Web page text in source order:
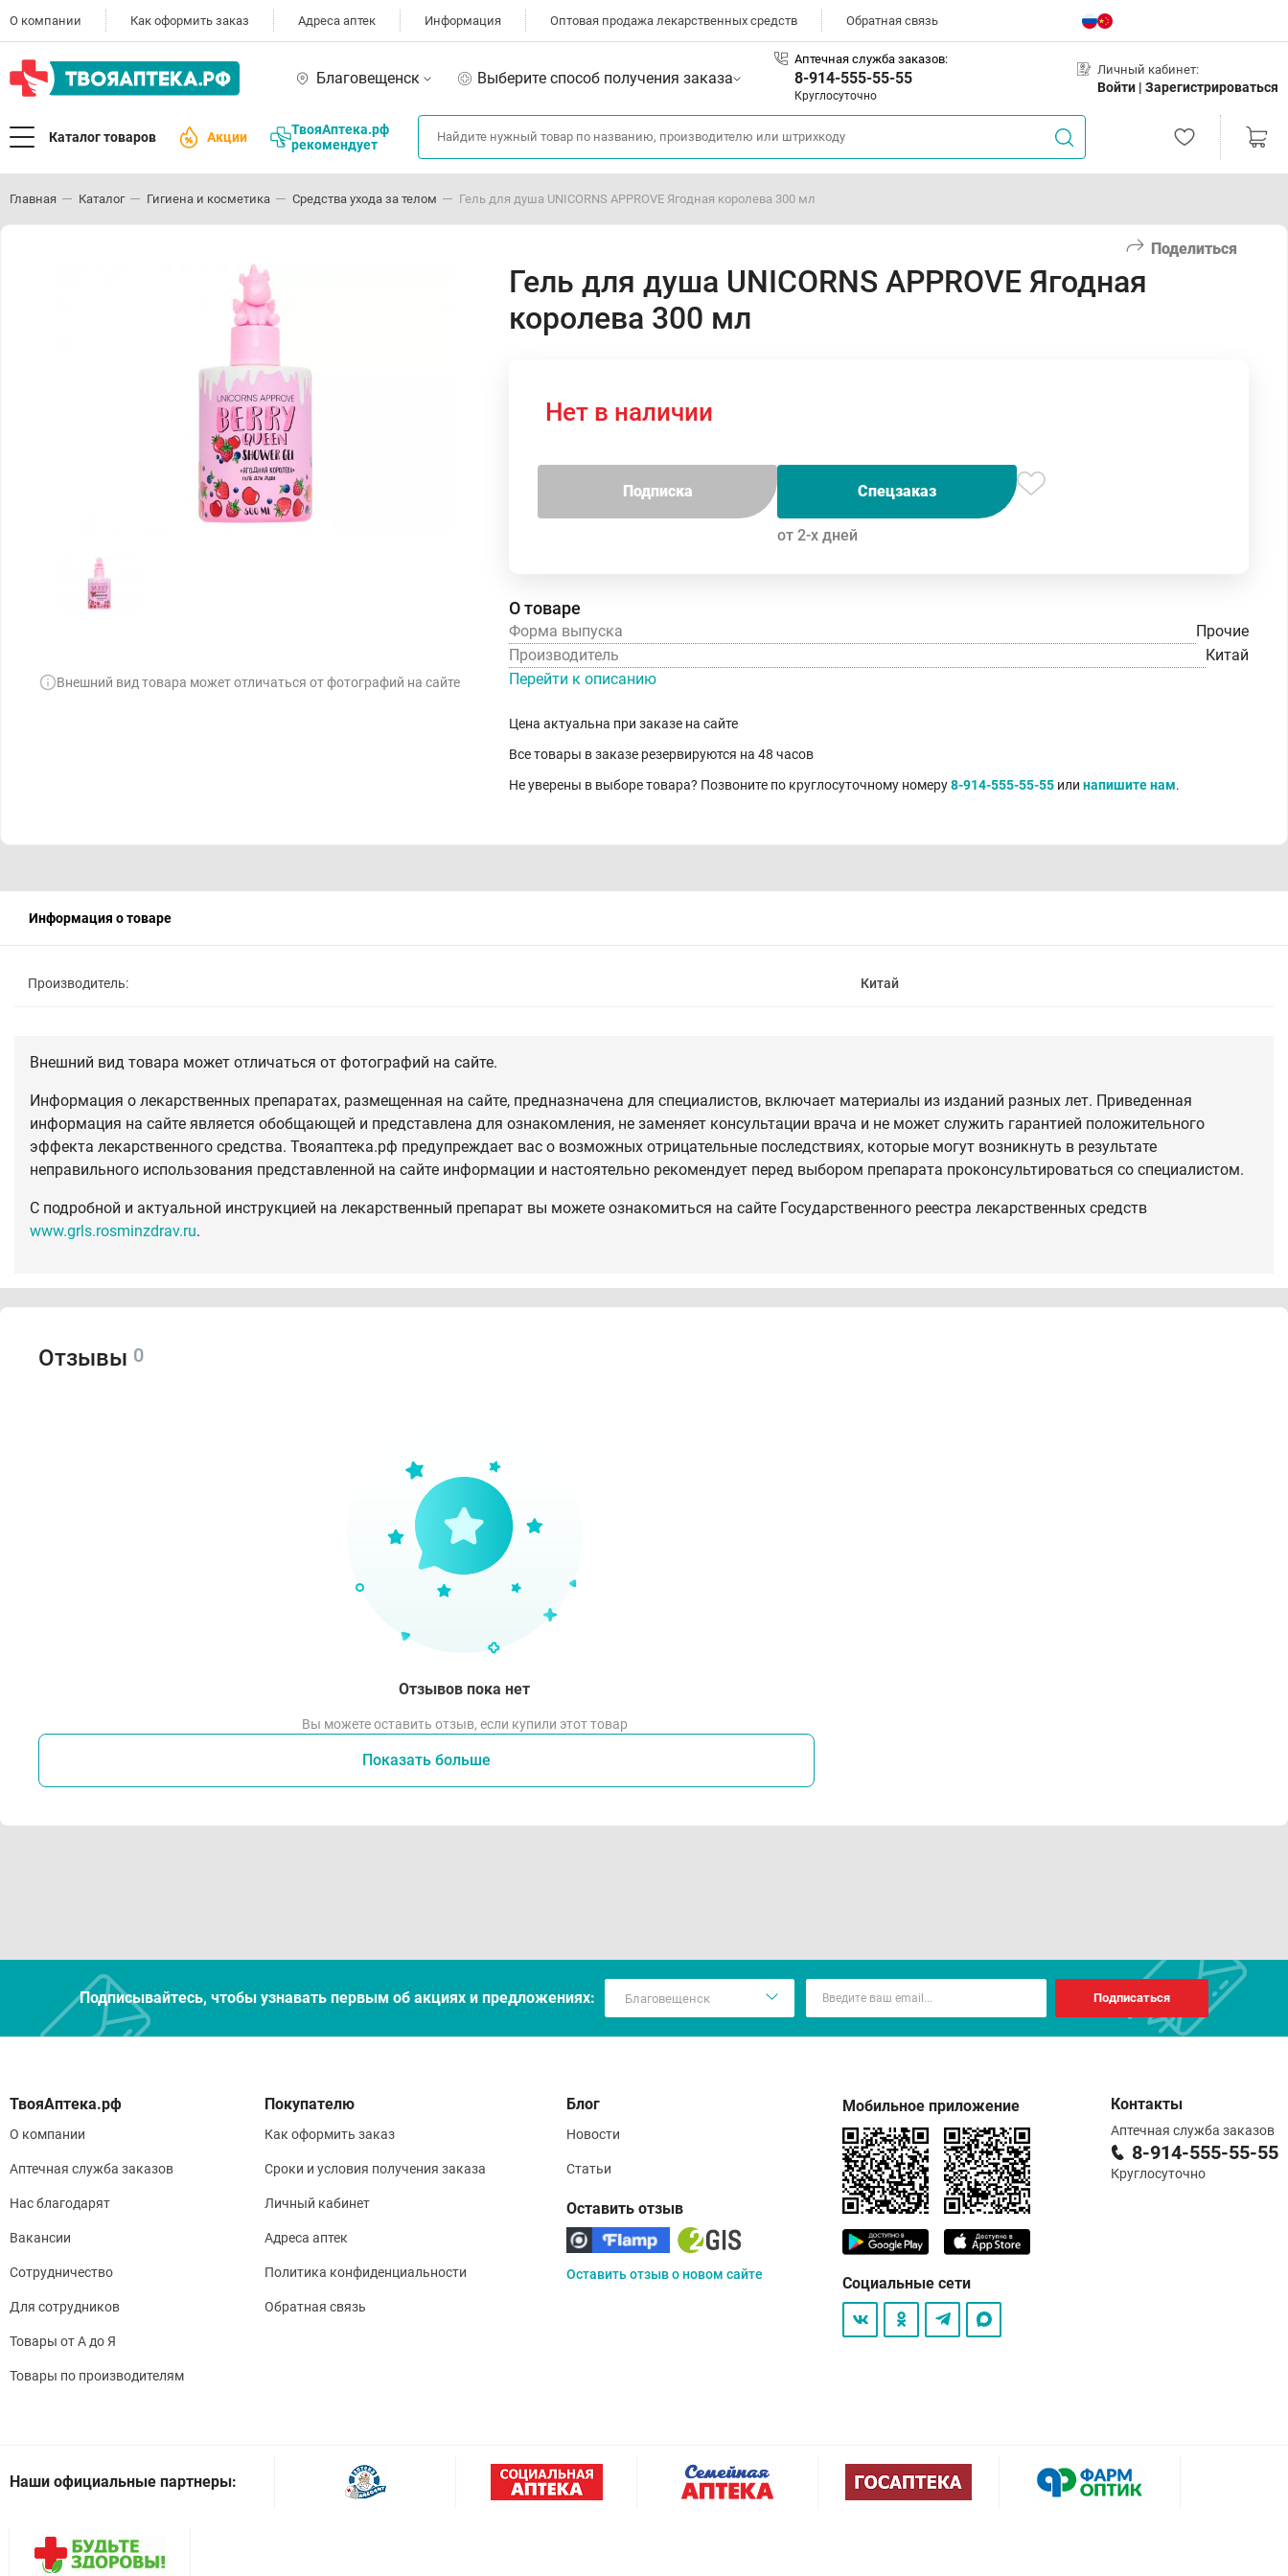
О компании Как оформить заказ Адреса аптек Информация Оптовая продажа лекарственных средств Обратная связь
Благовещенск Выберите способ получения заказа
Аптечная служба заказов:
8-914-555-55-55
Круглосуточно
Личный кабинет:
Войти | Зарегистрироваться
Каталог товаров Акции
ТвояАптека.рф
рекомендует
Главная Каталог Гигиена и косметика Средства ухода за телом Гель для душа UNICORNS APPROVE Ягодная королева 300 мл
Поделиться
Внешний вид товара может отличаться от фотографий на сайте
Гель для душа UNICORNS APPROVE Ягодная
королева 300 мл
Нет в наличии
Подписка Спецзаказ
от 2-х дней
О товаре
Форма выпуска
Прочие
Производитель
Китай
Перейти к описанию
Цена актуальна при заказе на сайте
Все товары в заказе резервируются на 48 часов
Не уверены в выборе товара? Позвоните по круглосуточному номеру8-914-555-55-55 или напишите нам.
Информация о товаре
Производитель: Китай
Внешний вид товара может отличаться от фотографий на сайте.
Информация о лекарственных препаратах, размещенная на сайте, предназначена для специалистов, включает материалы из изданий разных лет. Приведенная
информация на сайте является обобщающей и представлена для ознакомления, не заменяет консультации врача и не может служить гарантией положительного
эффекта лекарственного средства. Твояаптека.рф предупреждает вас о возможных отрицательные последствиях, которые могут возникнуть в результате
неправильного использования представленной на сайте информации и настоятельно рекомендует перед выбором препарата проконсультироваться со специалистом.
С подробной и актуальной инструкцией на лекарственный препарат вы можете ознакомиться на сайте Государственного реестра лекарственных средств
www.grls.rosminzdrav.ru.
Отзывы 0
Отзывов пока нет
Вы можете оставить отзыв, если купили этот товар
Показать больше
Подписывайтесь, чтобы узнавать первым об акцияx и предложениях: Подписаться
О компании
Аптечная служба заказов
Нас благодарят
Вакансии
Сотрудничество
Для сотрудников
Товары от А до Я
Товары по производителям
Покупателю
Как оформить заказ
Сроки и условия получения заказа
Личный кабинет
Адреса аптек
Политика конфиденциальности
Обратная связь
Блог
Новости
Статьи
Оставить отзыв
Оставить отзыв о новом сайте
Мобильное приложение
Социальные сети
Контакты
Аптечная служба заказов
8-914-555-55-55
Круглосуточно
Наши официальные партнеры: